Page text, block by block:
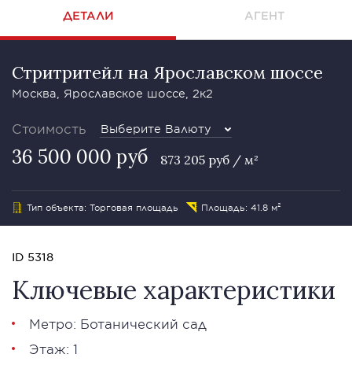
ДЕТАЛИ АГЕНТ
Стритритейл на Ярославском шоссе
Москва, Ярославское шоссе, 2к2
Стоимость Выберите Валюту
36 500 000 руб 873 205 руб / м²
Тип объекта: Торговая площадь Площадь: 41.8 м²
ID 5318
Ключевые характеристики
Метро: Ботанический сад
Этаж: 1